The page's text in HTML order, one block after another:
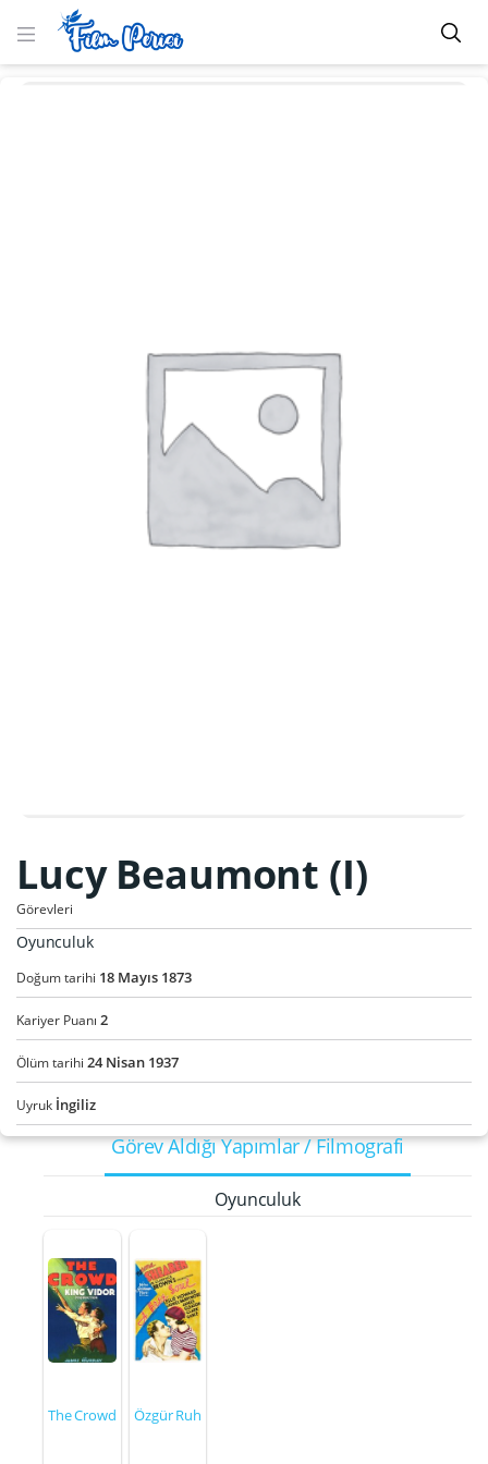
Lucy Beaumont (I)
Görevleri
Oyunculuk
Doğum tarihi 18 Mayıs 1873
Kariyer Puanı 2
Ölüm tarihi 24Nisan 1937
Uyruk İngiliz
Görev Aldığı Yapımlar / Filmografi
Oyunculuk
The Crowd Özgür Ruh